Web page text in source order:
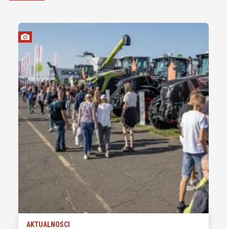
AKTUALNOŚCI